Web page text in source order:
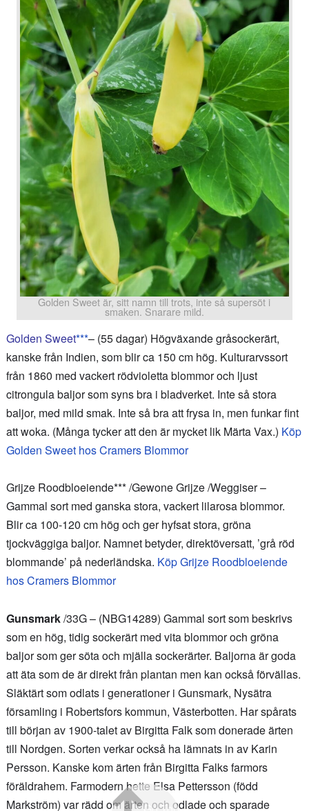
Golden Sweet är, sitt namn till trots, inte så supersöt i
smaken. Snarare mild.
Golden Sweet***– (55 dagar) Högväxande gråsockerärt,
kanske från Indien, som blir ca 150 cm hög. Kulturarvssort
från 1860 med vackert rödvioletta blommor och ljust
citrongula baljor som syns bra i bladverket. Inte så stora
baljor, med mild smak. Inte så bra att frysa in, men funkar fint
att woka. (Många tycker att den är mycket lik Märta Vax.) Köp
Golden Sweet hos Cramers Blommor
Grijze Roodbloeiende*** /Gewone Grijze /Weggiser –
Gammal sort med ganska stora, vackert lilarosa blommor.
Blir ca 100-120 cm hög och ger hyfsat stora, gröna
tjockväggiga baljor. Namnet betyder, direktöversatt, ’grå röd
blommande’ på nederländska. Köp Grijze Roodbloeiende
hos Cramers Blommor
Gunsmark/33G – (NBG14289) Gammal sort som beskrivs
som en hög, tidig sockerärt med vita blommor och gröna
baljor som ger söta och mjälla sockerärter. Baljorna är goda
att äta som de är direkt från plantan men kan också förvällas.
Släktärt som odlats i generationer i Gunsmark, Nysätra
församling i Robertsfors kommun, Västerbotten. Har spårats
till början av 1900-talet av Birgitta Falk som donerade ärten
till Nordgen. Sorten verkar också ha lämnats in av Karin
Persson. Kanske kom ärten från Birgitta Falks farmors
föräldrahem. Farmodern hette Elsa Pettersson (född
Markström) var rädd om ärten och odlade och sparade